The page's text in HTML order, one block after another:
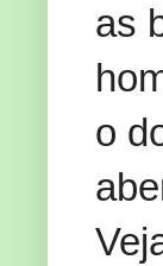
as
o